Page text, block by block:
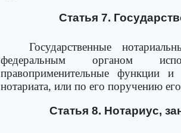
Статья 7.
Государственные
федеральным органом
правоприменительные
нотариата, или по его поручению
Статья 8. Нотариус,